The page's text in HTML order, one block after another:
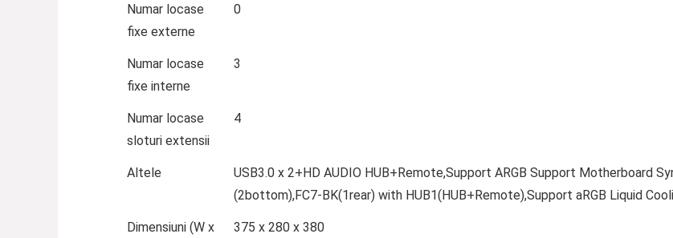
Numar locase
fixe externe
0
Numar locase
fixe interne
3
Numar locase
sloturi extensii
4
Altele
USB3.0 x 2+HD AUDIO HUB+Remote,Support ARGB Support Motherboard
(2bottom),FC7-BK(1rear) with HUB1(HUB+Remote),Support aRGB Liquid
Dimensiuni (W x
375 x 280 x 380